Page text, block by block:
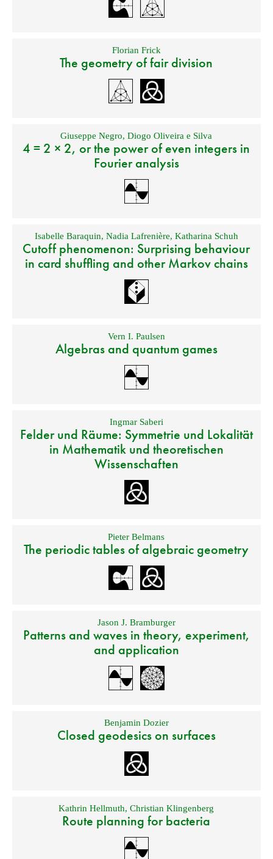
Florian Frick
The geometry of fair division
Giuseppe Negro,Diogo Oliveira e Silva
4 = 2 × 2, or the power of even integers in
Fourier analysis
Isabelle Baraquin, Nadia Lafrenière, Katharina Schuh
Cutoff phenomenon: Surprising behaviour
in card shuffling and other Markov chains
Vern I. Paulsen
Algebras and quantum games
Ingmar Saberi
Felder und Räume: Symmetrie und Lokalität
in Mathematik und theoretischen
Wissenschaften
Pieter Belmans
The periodic tables of algebraic geometry
Jason J. Bramburger
Patterns and waves in theory, experiment,
and application
Benjamin Dozier
Closed geodesics on surfaces
Kathrin Hellmuth,Christian Klingenberg
Route planning for bacteria